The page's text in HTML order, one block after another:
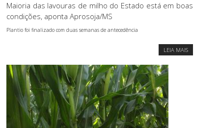
Maioria das lavouras de milho do Estado está em boas
condições, aponta Aprosoja/MS
Plantio foi finalizado com duas semanas de antecedência
LEIA MAIS